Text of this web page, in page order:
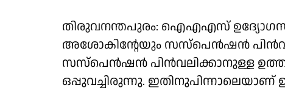
തിരുവനന്തപുരം: ഐഎഎസ്
അശോകിൻ്റേയും സസ്പെൻഷൻ
സസ്പെൻഷൻ പിൻവലിക്കാനുള്ള
ഒപ്പുവച്ചിരുന്നു.